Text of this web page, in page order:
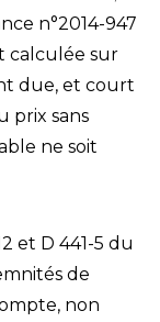
n°2014-947
calculée sur
due, et court
prix sans
ne soit
et D 441-5 du
de
non